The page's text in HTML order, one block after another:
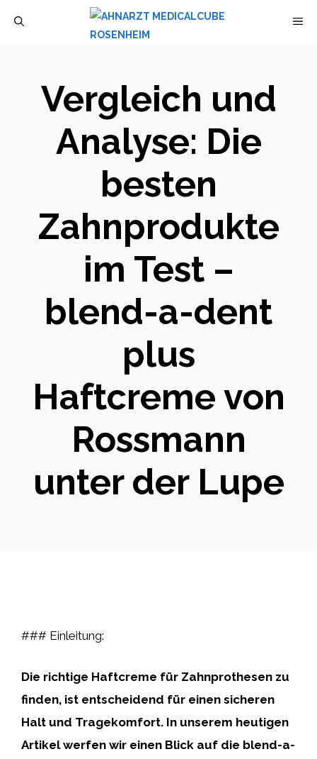
Vergleich und
Analyse: Die
besten
Zahnprodukte
im Test –
blend-a-dent
plus
Haftcreme von
Rossmann
unter der Lupe
### Einleitung:
Die richtige Haftcreme für Zahnprothesen zu
finden, ist entscheidend für einen sicheren
Halt und Tragekomfort. In unserem heutigen
Artikel werfen wir einen Blick auf die blend-a-